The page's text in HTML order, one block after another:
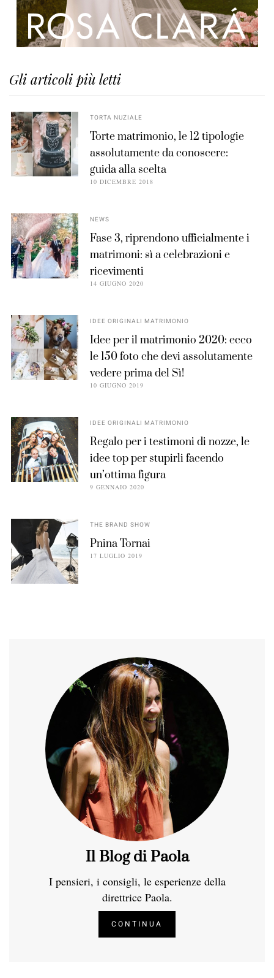
Gli articoli più letti
TORTA NUZIALE
Torte matrimonio, le 12 tipologie
assolutamente da conoscere:
guida alla scelta
10 DICEMBRE 2018
NEWS
Fase 3, riprendono ufficialmente i
matrimoni: sì a celebrazioni e
ricevimenti
14 GIUGNO 2020
IDEE ORIGINALI MATRIMONIO
Idee per il matrimonio 2020: ecco
le 150 foto che devi assolutamente
vedere prima del Sì!
10 GIUGNO 2019
IDEE ORIGINALI MATRIMONIO
Regalo per i testimoni di nozze, le
idee top per stupirli facendo
un’ottima figura
9 GENNAIO 2020
THE BRAND SHOW
Pnina Tornai
17 LUGLIO 2019
Il Blog di Paola
I pensieri, i consigli, le esperienze della
direttrice Paola.
CONTINUA